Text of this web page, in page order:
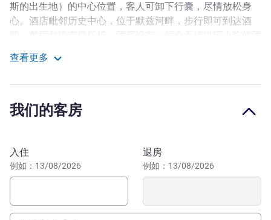
描述
斯的出生地）的中心位置，客人可卸下行囊，尽情放松身
心。酒店毗邻历史中心，位于默兹河畔，步行即可到达酒
离酒店 50 米。
酒店居中心优越位置，可探索该城市的旅游资源。从迪南的
城堡欣赏迷人的全景。务必参观阿道夫·萨克斯的居所。 为
致敬比利时和啤酒的历史悠久的关系，欣赏靠近迪南的勒菲
我们的酒店交通便利，可乘坐公共交通工具或骑车轻松前
往。酒店靠近迪南火车站，周围有几个巴士站，您可驱车在
宜必思迪南中心酒店位于默兹河畔，是迪南住宿的理想选
查看更多
我们的客房
预订此酒店
入住
例如：13/08/2026
退房
例如：13/08/2026